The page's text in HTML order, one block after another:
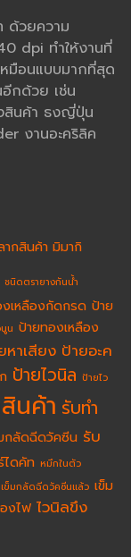
ด้วยความ
dpi ทำให้งานที่
มือนแบบมากที่สุด
กด้วย เช่น
สินค้า ธงญี่ปุ่น
งานอะคริลิค
ากสินค้า มิมากิ
ชนิดตรายางกันน้ำ
เหลืองกัดกรด ป้าย
น ป้ายทองเหลือง
หาเสียง ป้ายอะค
ป้ายไวนิล ป้ายไว
นค้า รับทำ
กลัดฉีดวัคซีน รับ
ไดคัท หมึกในตัว
เข็มกลัดฉีดวัคซีนแล้ว เข็ม
งไฟ ไวนิลขึง